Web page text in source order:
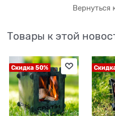
Вернуться
Товары к этой
Скидка 50%